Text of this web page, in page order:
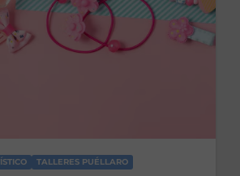
TALLERES PUÉLLARO